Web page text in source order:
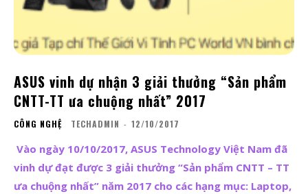
ASUS vinh dự nhận 3 giải thưởng “Sản phẩm
CNTT-TT ưa chuộng nhất” 2017
CÔNG NGHỆ TECHADMIN - 12/10/2017
Vào ngày 10/10/2017, ASUS Technology Việt Nam đã
vinh dự đạt được 3 giải thưởng “Sản phẩm CNTT – TT
ưa chuộng nhất” năm 2017 cho các hạng mục: Laptop,